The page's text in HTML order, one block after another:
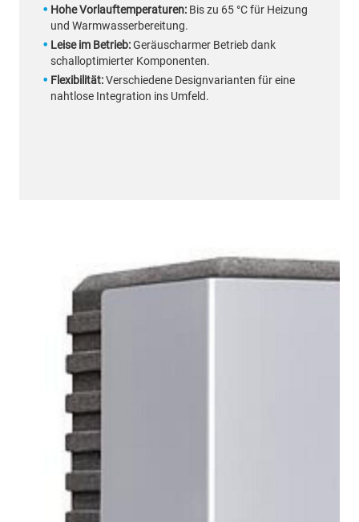
Hohe Vorlauftemperaturen: Bis zu 65 °C für Heizung
und Warmwasserbereitung.
Leise im Betrieb:Geräuscharmer Betrieb dank
schalloptimierter Komponenten.
Flexibilität:Verschiedene Designvarianten für eine
nahtlose Integration ins Umfeld.